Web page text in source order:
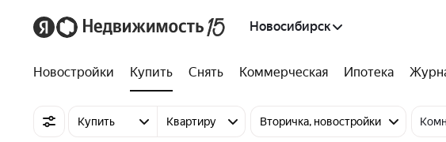
Новосибирск
Новостройки Купить Снять Коммерческая Ипотека
Купить Квартиру Вторичка, новостройки